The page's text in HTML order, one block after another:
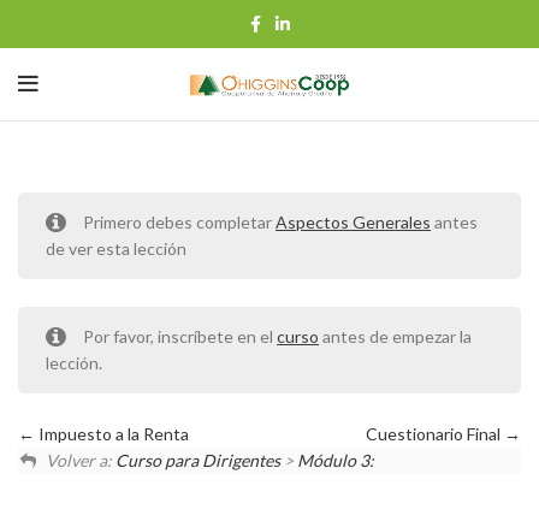
Primero debes completarAspectos Generales antes
de ver esta lección
Por favor, inscríbete en elcurso antes de empezar la
lección.
Impuesto a la Renta
Cuestionario Final
Volver a: Curso para Dirigentes> Módulo 3: